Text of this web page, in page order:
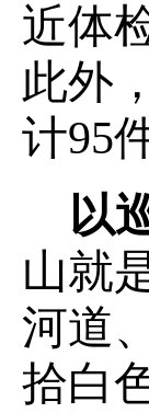
近体
此外
计95
以
山就
河道
拾白